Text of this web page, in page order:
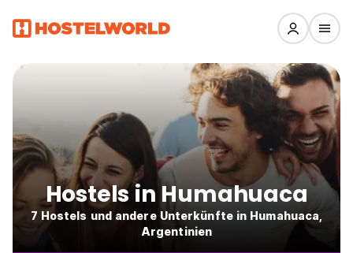
Hostels in Humahuaca
7 Hostels und andere Unterkünfte in Humahuaca,
Argentinien